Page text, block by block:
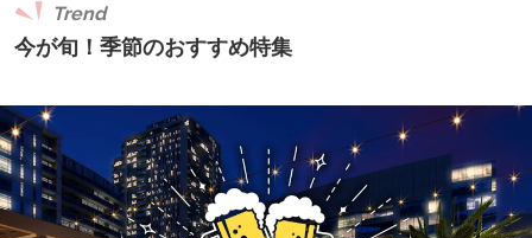
今が旬！季節のおすすめ特集
Trend